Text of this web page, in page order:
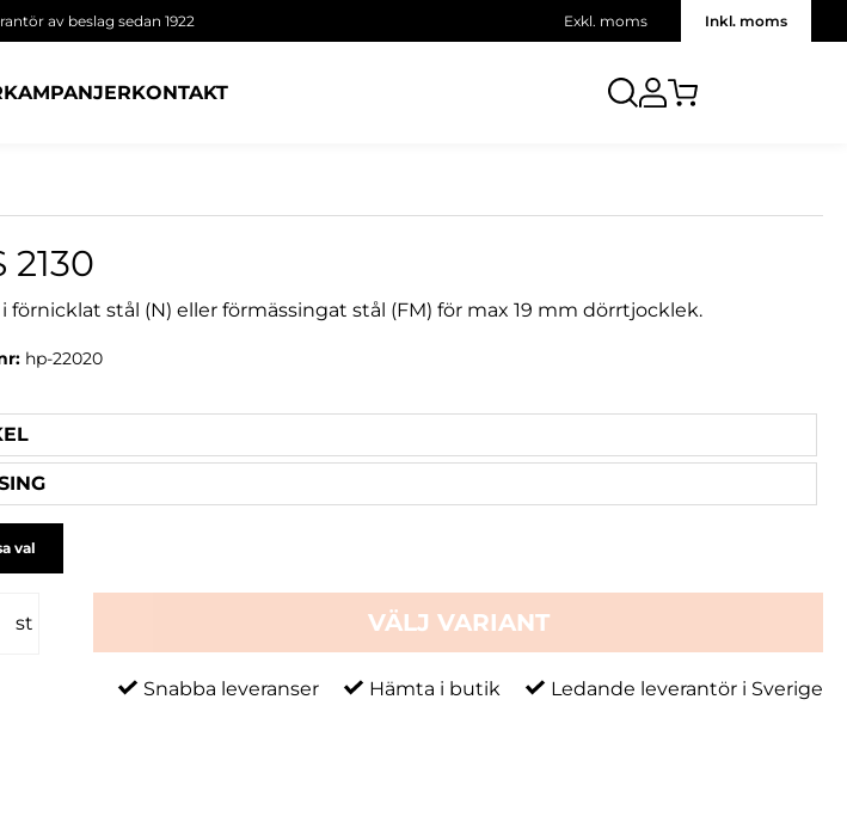
av beslag sedan 1922 Exkl. moms Inkl. moms
KAMPANJERKONTAKT
2130
i förnicklat stål (N) eller förmässingat stål (FM) för max 19 mm dörrtjocklek.
hp-22020
val
st VÄLJ VARIANT
Snabba leveranser Hämta i butik Ledande leverantör i Sverige